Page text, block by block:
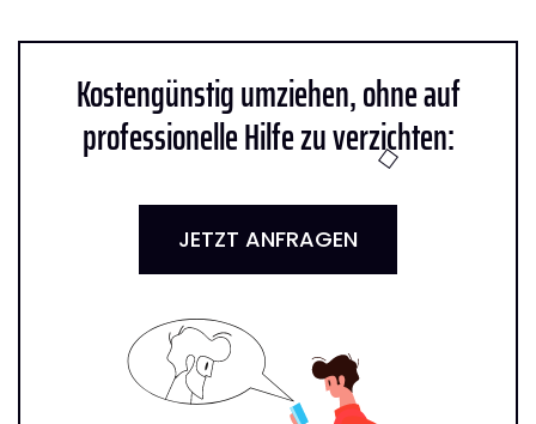
Kostengünstig umziehen, ohne auf
professionelle Hilfe zu verzichten:
JETZT ANFRAGEN